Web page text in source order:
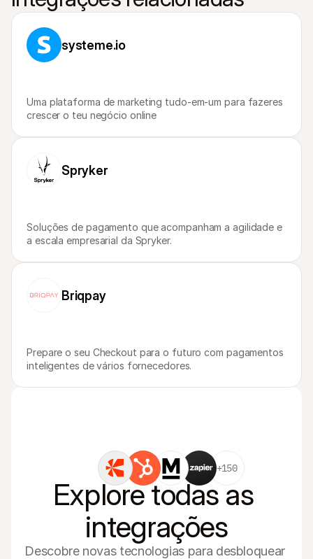
systeme.io
Uma plataforma de marketing tudo-em-um para fazeres
crescer o teu negócio online
Spryker
Soluções de pagamento que acompanham a agilidade e
a escala empresarial da Spryker.
Briqpay
Prepare o seu Checkout para o futuro com pagamentos
inteligentes de vários fornecedores.
+150
Explore todas as
integrações
Descobre novas tecnologias para desbloquear
Para compradores
Para clientes Mollie
Contacte a nossa equipa de apoio ao cliente
Contactar o departamento de vendas